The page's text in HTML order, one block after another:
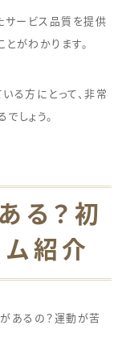
サービス品質を提供
がわかります。
る方にとって、非常
しょう。
る？初
紹介
があるの？運動が苦